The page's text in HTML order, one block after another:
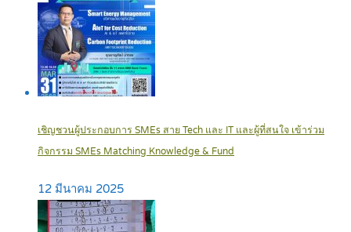
เชิญชวนผู้ประกอบการ SMEs สาย Tech และ IT และผู้ที่สนใจ เข้าร่วม
กิจกรรม SMEs Matching Knowledge & Fund
12 มีนาคม 2025